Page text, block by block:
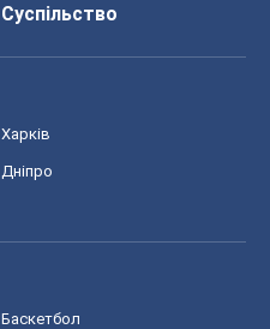
Суспільство
Харків
Дніпро
Баскетбол